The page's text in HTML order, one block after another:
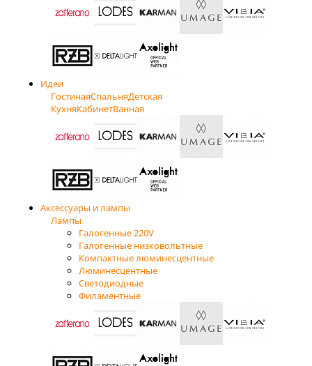
Идеи
ГостинаяСпальняДетская
КухняКабинетВанная
Аксессуары и лампы
Лампы
Галогенные 220V
Галогенные низковольтные
Компактные люминесцентные
Люминесцентные
Светодиодные
Филаментные